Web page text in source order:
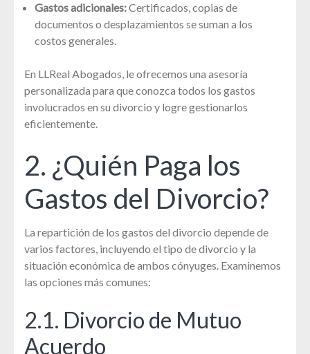
Gastos adicionales:Certificados, copias de
documentos o desplazamientos se suman a los
costos generales.
En LLReal Abogados, le ofrecemos una asesoría
personalizada para que conozca todos los gastos
involucrados en su divorcio y logre gestionarlos
eficientemente.
2. ¿Quién Paga los
Gastos del Divorcio?
La repartición de los gastos del divorcio depende de
varios factores, incluyendo el tipo de divorcio y la
situación económica de ambos cónyuges. Examinemos
las opciones más comunes:
2.1. Divorcio de Mutuo
Acuerdo